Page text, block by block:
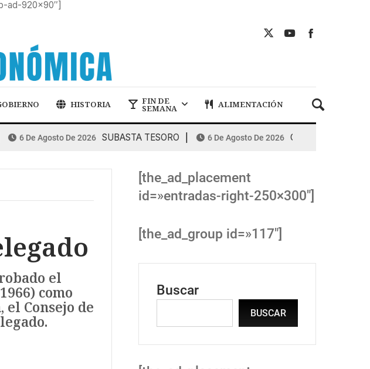
ad-920×90″]
HISTORIA FIN DE
SEMANA ALIMENTACIÓN
6 De Agosto De 2026 SUBASTA TESORO 6 De Agosto De 2026 COMBUSTIBLES: la
el
como
Consejo de
[the_ad_placement
id=»entradas-right-250×300″]
[the_ad_group id=»117″]
Buscar
BUSCAR